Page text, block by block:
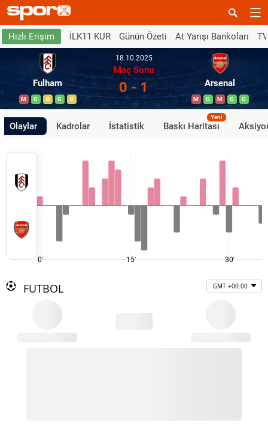
Hızlı Erişim İLK11 KUR Günün Özeti At Yarışı Bankoları
Fulham
M G B G B
18.10.2025
Maç Sonu
0 - 1 Arsenal
M G M G G
Olaylar Kadrolar İstatistik Baskı Haritası
Yeni
0' 15' 30'
FUTBOL GMT +00:00